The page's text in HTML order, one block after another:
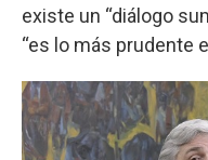
existe un “diálogo
“es lo más prudente